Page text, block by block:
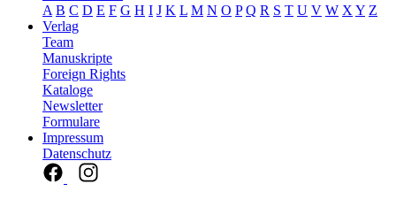
A B C D E F G H I J K L M N O P Q R S T U V W X Y Z
Verlag
Team
Manuskripte
Foreign Rights
Kataloge
Newsletter
Formulare
Impressum
Datenschutz